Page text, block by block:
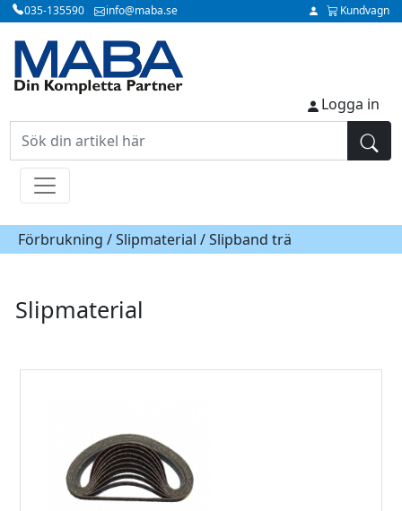
035-135590 info@maba.se Kundvagn
Logga in
Förbrukning /Slipmaterial / Slipband trä
Slipmaterial